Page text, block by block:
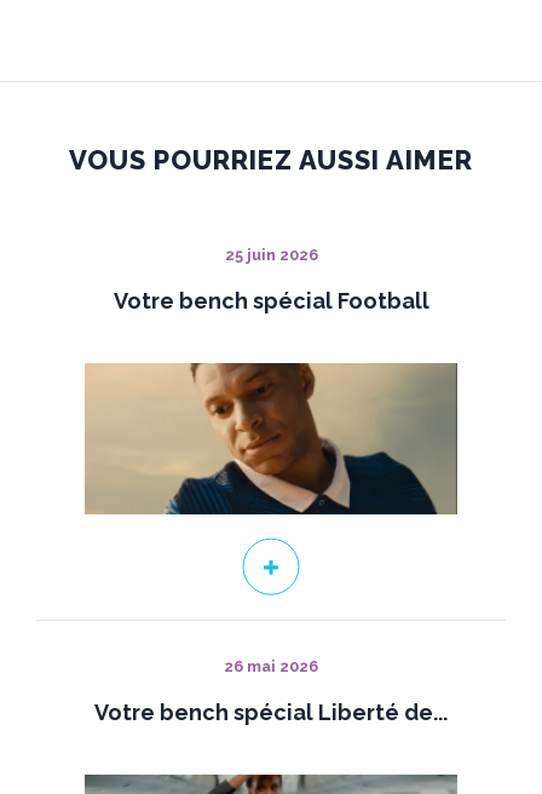
VOUS POURRIEZ AUSSI AIMER
25 juin 2026
Votre bench spécial Football
26 mai 2026
Votre bench spécial Liberté de...